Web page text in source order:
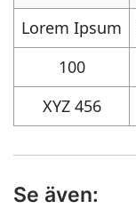
Lorem Ipsum
100
XYZ 456
Se även: